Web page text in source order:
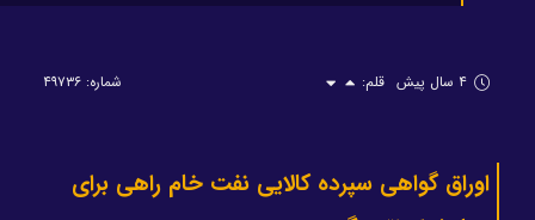
۴ سال پیش قلم: شماره: ۴۹۷۳۶
اوراق گواهی سپرده کالایی نفت خام راهی برای